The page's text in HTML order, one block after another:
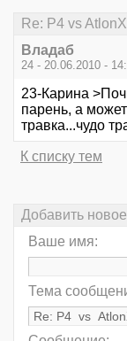
Re: P4 vs
Владаб
24 - 20.06.2010 -
23-Карина
парень, а
травка...чудо
К списку тем
Добавить
Ваше имя:
Тема